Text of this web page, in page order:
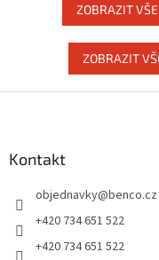
ZOBRAZIT
ZOBRAZIT
Kontakt
objednavky@benco.cz
+420 734 651 522
+420 734 651 522